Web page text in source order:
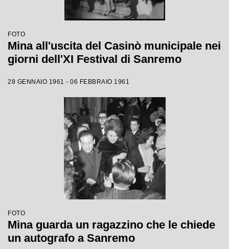
FOTO
Mina all'uscita del Casinò municipale nei
giorni dell'XI Festival di Sanremo
28 GENNAIO 1961 - 06 FEBBRAIO 1961
FOTO
Mina guarda un ragazzino che le chiede
un autografo a Sanremo